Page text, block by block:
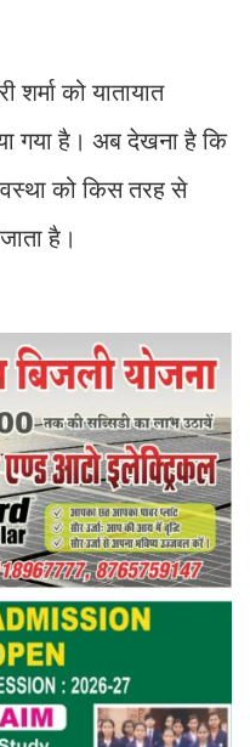
शर्मा को यातायात
गया है। अब देखना है कि
को किस तरह से
है।